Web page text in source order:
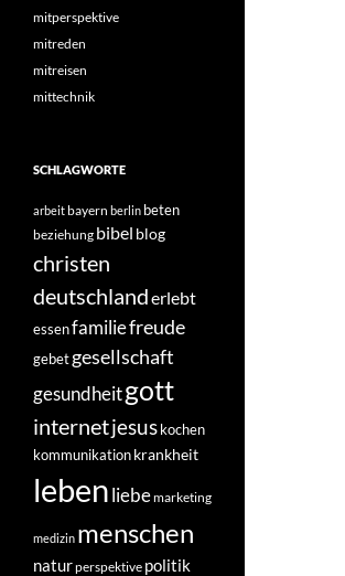
mitperspektive
mitreden
mitreisen
mittechnik
SCHLAGWORTE
arbeitbayern berlin beten
beziehung bibel blog
christen
deutschlanderlebt
essenfamiliefreude
gebetgesellschaft
gesundheitgott
internetjesuskochen
kommunikationkrankheit
lebenliebemarketing
medizin menschen
naturperspektive politik